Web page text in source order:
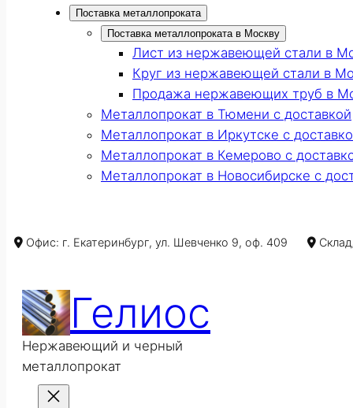
Поставка металлопроката
Поставка металлопроката в Москву
Лист из нержавеющей стали в
Круг из нержавеющей стали в
Продажа нержавеющих труб в
Металлопрокат в Тюмени с доставкой
Металлопрокат в Иркутске с
Металлопрокат в Кемерово с
Металлопрокат в Новосибирске с
Офис: г. Екатеринбург, ул. Шевченко 9, оф. 409
Гелиос
Нержавеющий и черный
металлопрокат